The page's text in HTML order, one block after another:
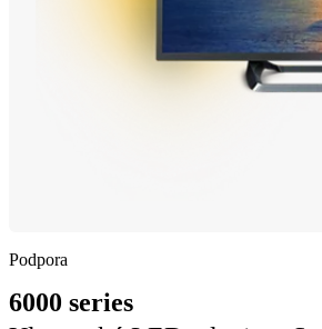
Podpora
6000 series